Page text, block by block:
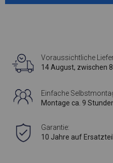
Voraussichtliche
14 August, zwischen
Einfache
Montage ca. 9
Garantie:
10 Jahre auf